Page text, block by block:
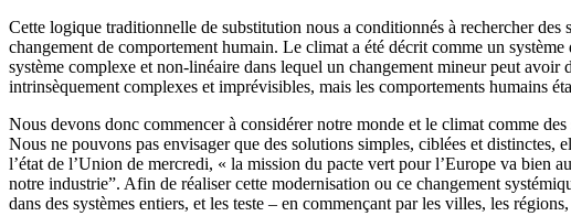
Cette logique traditionnelle de substitution nous a conditionnés à rechercher
changement de comportement humain. Le climat a été décrit comme un
système complexe et non-linéaire dans lequel un changement mineur peut
intrinsèquement complexes et imprévisibles, mais les comportements humains
Nous devons donc commencer à considérer notre monde et le climat comme
Nous ne pouvons pas envisager que des solutions simples, ciblées et
l’état de l’Union de mercredi, « la mission du pacte vert pour l’Europe va bien
notre industrie”. Afin de réaliser cette modernisation ou ce changement
dans des systèmes entiers, et les teste – en commençant par les villes, les